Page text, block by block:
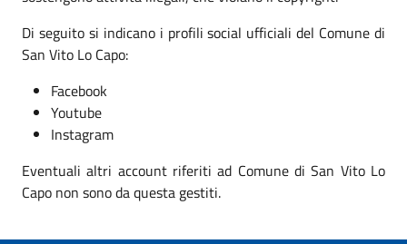
Di seguito si indicano i profili social ufficiali del Comune di
San Vito Lo Capo:
Facebook
Youtube
Instagram
Eventuali altri account riferiti ad Comune di San Vito Lo
Capo non sono da questa gestiti.